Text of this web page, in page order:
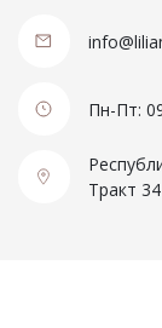
Детcкий
Женская
Халаты
Пн-Пт:
Тракт